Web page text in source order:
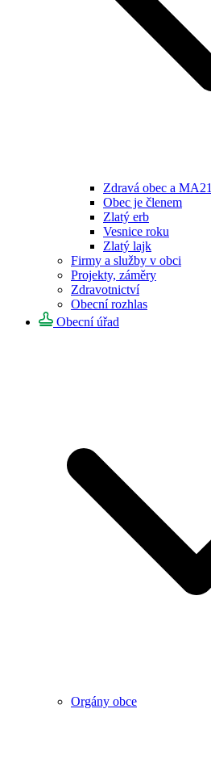
Zdravá obec a MA21
Obec je členem
Zlatý erb
Vesnice roku
Zlatý lajk
Firmy a služby v obci
Projekty, záměry
Zdravotnictví
Obecní rozhlas
Obecní úřad
Orgány obce